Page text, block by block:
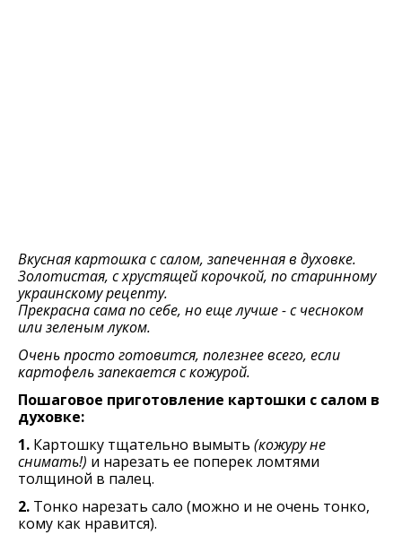
Вкусная картошка с салом, запеченная в духовке.
Золотистая, с хрустящей корочкой, по старинному
украинскому рецепту.
Прекрасна сама по себе, но еще лучше - с чесноком
или зеленым луком.
Очень просто готовится, полезнее всего, если
картофель запекается с кожурой.
Пошаговое приготовление картошки с салом в
духовке:
1. Картошку тщательно вымыть (кожуру не
снимать!) и нарезать ее поперек ломтями
толщиной в палец.
2. Тонко нарезать сало (можно и не очень тонко,
кому как нравится).